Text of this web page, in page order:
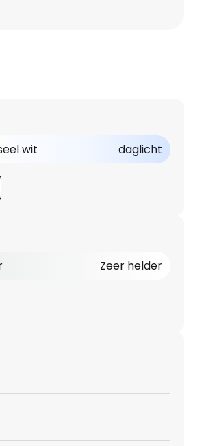
wit daglicht
Zeer helder